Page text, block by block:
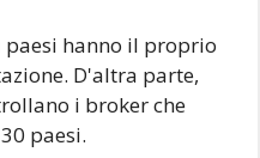
paesi hanno il proprio
D'altra parte,
i broker che
paesi.